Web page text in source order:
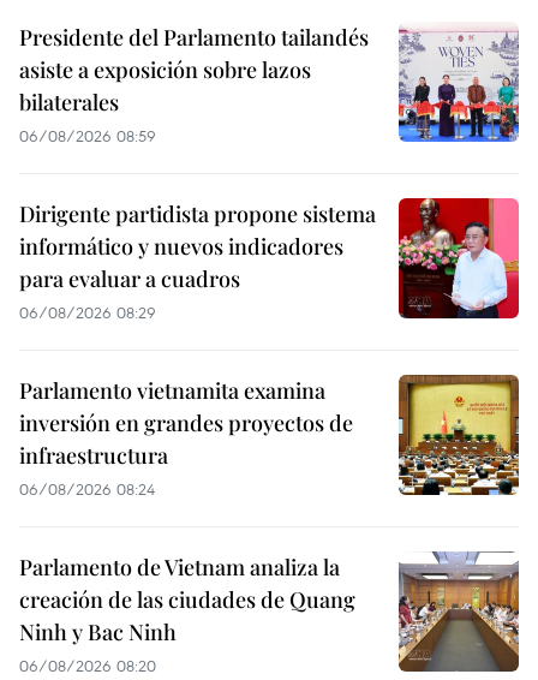
Presidente del Parlamento tailandés
asiste a exposición sobre lazos
bilaterales
06/08/2026 08:59
Dirigente partidista propone sistema
informático y nuevos indicadores
para evaluar a cuadros
06/08/2026 08:29
Parlamento vietnamita examina
inversión en grandes proyectos de
infraestructura
06/08/2026 08:24
Parlamento de Vietnam analiza la
creación de las ciudades de Quang
Ninh y Bac Ninh
06/08/2026 08:20